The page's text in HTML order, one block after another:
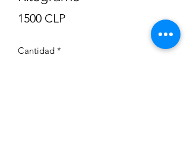
1500 CLPPrecio
Cantidad *